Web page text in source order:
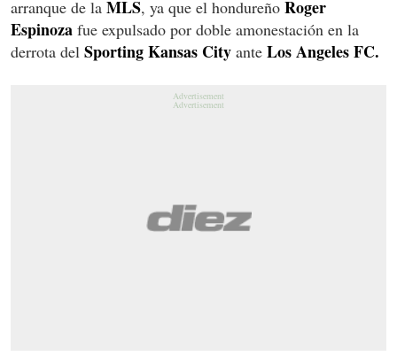
arranque de la MLS, ya que el hondureño Roger
Espinoza fue expulsado por doble amonestación en la
derrota del Sporting Kansas City ante Los Angeles FC.